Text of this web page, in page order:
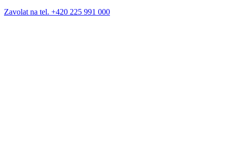
Zavolat na tel. +420 225 991 000